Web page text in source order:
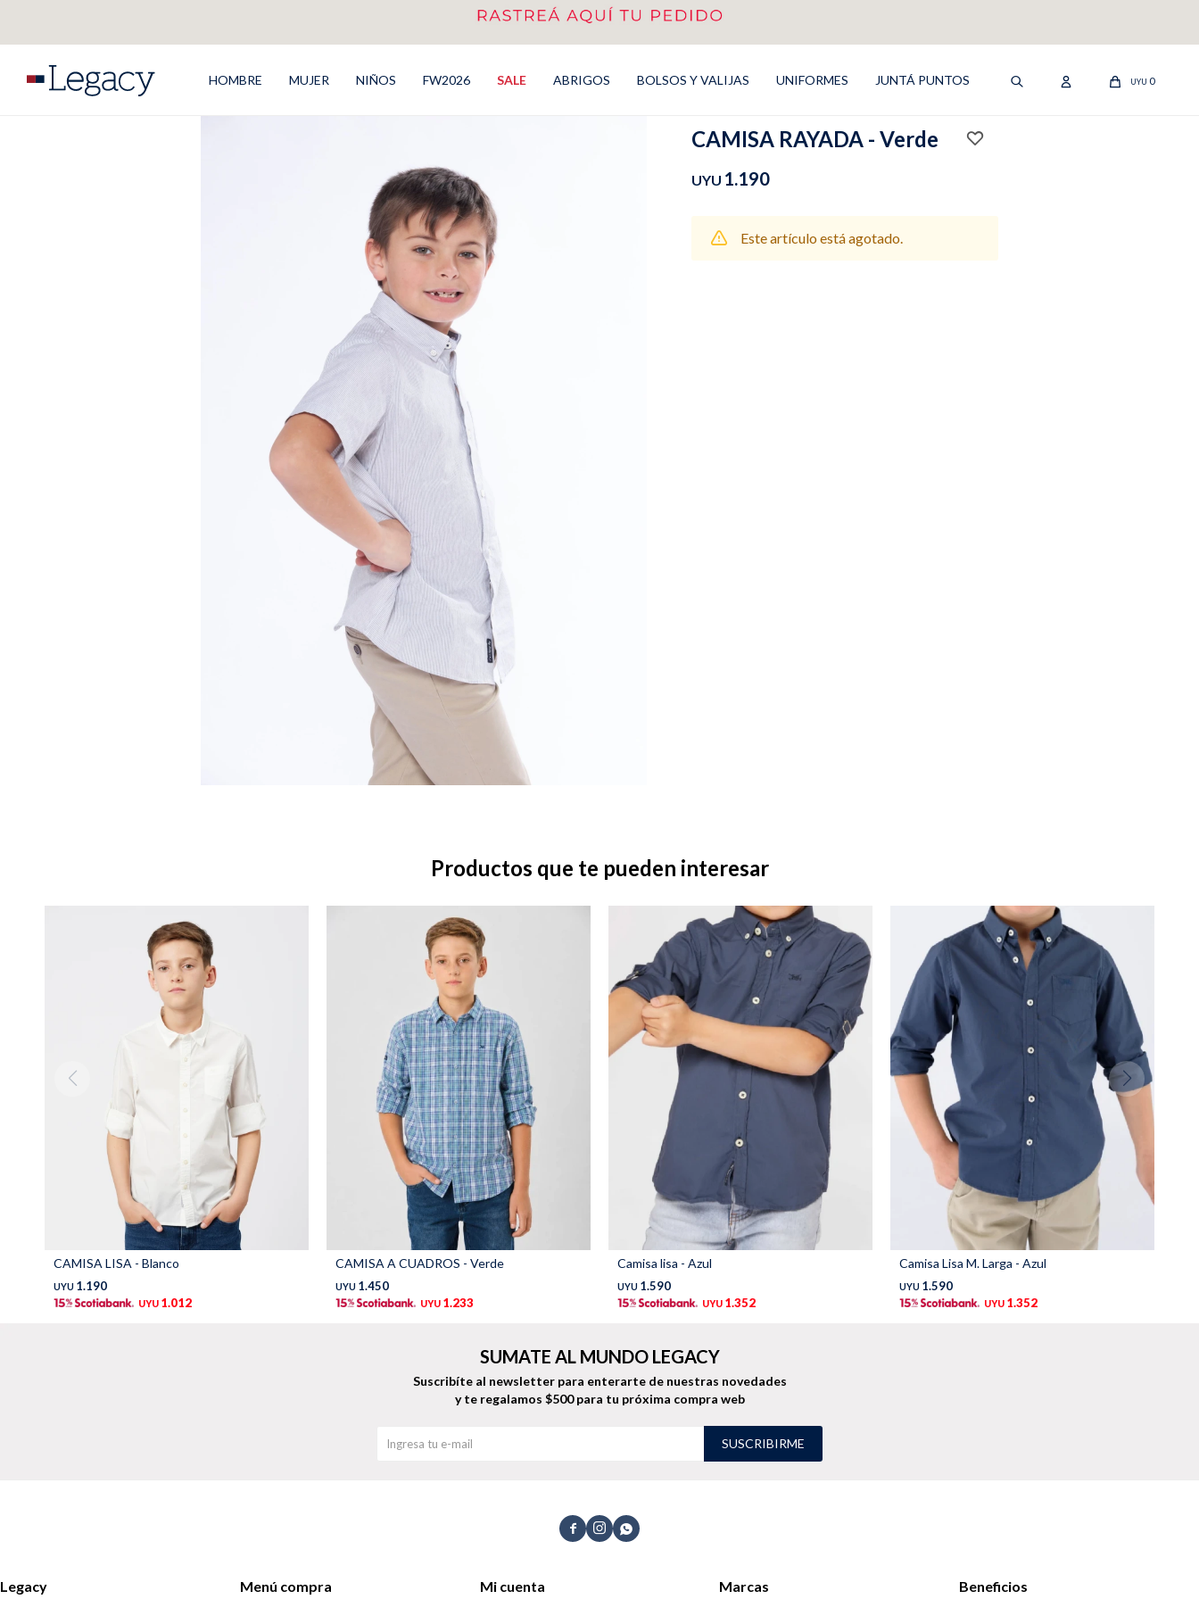
HOMBRE MUJER NIÑOS FW2026 SALE ABRIGOS BOLSOS Y VALIJAS UNIFORMES JUNTÁ PUNTOS UYU 0
CAMISA RAYADA - Verde
UYU 1.190
Este artículo está agotado.
Productos que te pueden interesar
CAMISA LISA - Blanco
UYU 1.190
UYU 1.012
CAMISA A CUADROS - Verde
UYU 1.450
UYU 1.233
Camisa lisa - Azul
UYU 1.590
UYU 1.352
Camisa Lisa M. Larga - Azul
UYU 1.590
UYU 1.352
  
Legacy Menú compra Mi cuenta Marcas Beneficios
SUMATE AL MUNDO LEGACY
Suscribíte al newsletter para enterarte de nuestras novedades
y te regalamos $500 para tu próxima compra web
SUSCRIBIRME